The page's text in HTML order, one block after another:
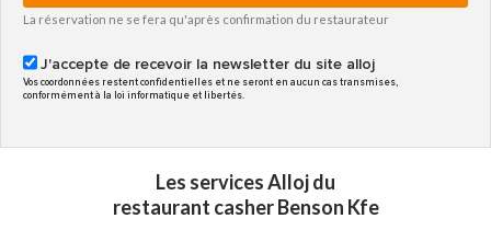
La réservation ne se fera qu'après confirmation du restaurateur
J'accepte de recevoir la newsletter du site alloj
Vos coordonnées restent confidentielles et ne seront en aucun cas transmises,
conformément à la loi informatique et libertés.
Les services Alloj du
restaurant casher Benson Kfe